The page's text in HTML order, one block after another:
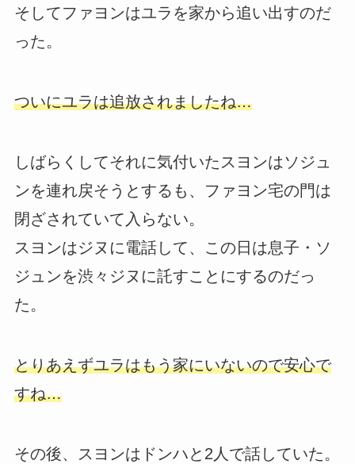
そしてファヨンはユラを家から追い出すのだ
った。
ついにユラは追放されましたね…
しばらくしてそれに気付いたスヨンはソジュ
ンを連れ戻そうとするも、ファヨン宅の門は
閉ざされていて入らない。
スヨンはジヌに電話して、この日は息子・ソ
ジュンを渋々ジヌに託すことにするのだっ
た。
とりあえずユラはもう家にいないので安心で
すね…
その後、スヨンはドンハと2人で話していた。